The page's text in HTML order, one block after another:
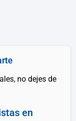
no dejes de
en